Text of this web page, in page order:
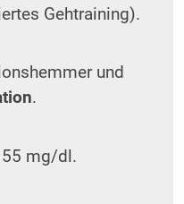
Gehtraining).
und
.
55 mg/dl.